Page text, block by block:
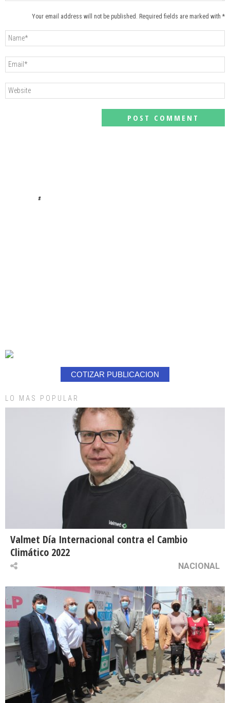
Your email address will not be published. Required fields are marked with *
#
COTIZAR PUBLICACION
LO MAS POPULAR
Valmet Día Internacional contra el Cambio
Climático 2022
NACIONAL